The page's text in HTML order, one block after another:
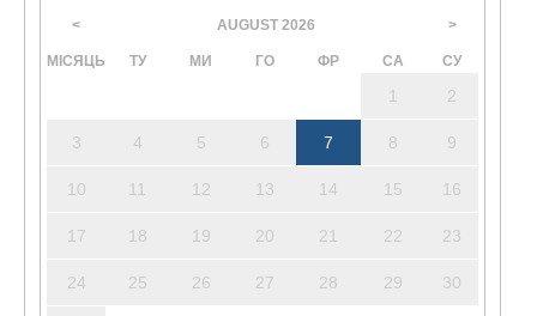
< AUGUST 2026 >
МІСЯЦЬ ТУ МИ ГО ФР СА СУ
1 2
3 4 5 6 7 8 9
10 11 12 13 14 15 16
17 18 19 20 21 22 23
24 25 26 27 28 29 30